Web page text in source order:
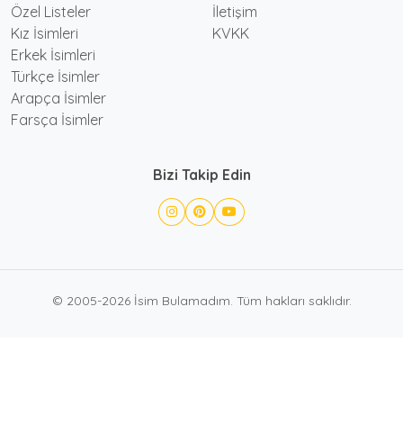
Özel Listeler
Kız İsimleri
Erkek İsimleri
Türkçe İsimler
Arapça İsimler
Farsça İsimler
İletişim
KVKK
Bizi Takip Edin
© 2005-2026 İsim Bulamadım. Tüm hakları saklıdır.